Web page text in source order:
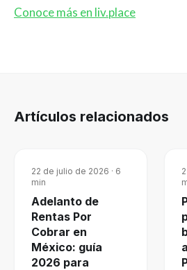
Conoce más en liv.place
Artículos relacionados
22 de julio de 2026 · 6
min
Adelanto de
Rentas Por
Cobrar en
México: guía
2026 para